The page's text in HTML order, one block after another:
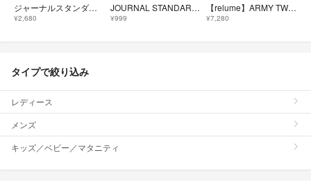
ジャーナルスタンダード ワッフルカットソー 日本製 ポケットTシャツ S 6分袖
¥2,680
JOURNAL STANDARD#サイズ40#カーゴパンツw74総丈93股下66
¥999
【relume】ARMY TWILL RELUME 半袖シャツ レリューム
¥7,280
タイプで絞り込み
レディース
メンズ
キッズ／ベビー／マタニティ